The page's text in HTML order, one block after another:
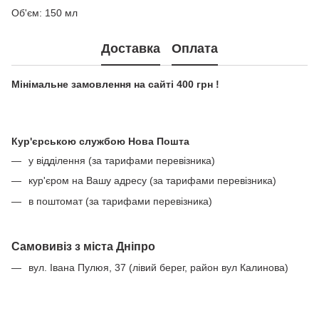
Об'єм: 150 мл
Доставка Оплата
Мінімальне замовлення на сайті 400 грн !
Кур'єрською службою Нова Пошта
у відділення (за тарифами перевізника)
кур'єром на Вашу адресу (за тарифами перевізника)
в поштомат (за тарифами перевізника)
Самовивіз з міста Дніпро
вул. Івана Пулюя, 37 (лівий берег, район вул Калинова)